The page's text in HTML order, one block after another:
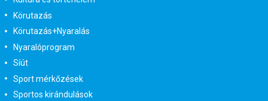
Körutazás
Körutazás+Nyaralás
Nyaralóprogram
Síút
Sport mérkőzések
Sportos kirándulások